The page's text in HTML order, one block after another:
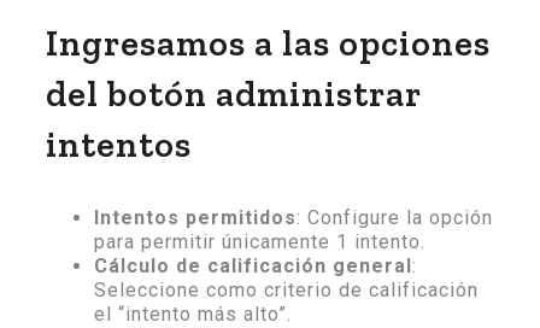
Ingresamos a las opciones
del botón administrar
intentos
Intentos permitidos: Configure la opción
para permitir únicamente 1 intento.
Cálculo de calificación general:
Seleccione como criterio de calificación
el “intento más alto”.